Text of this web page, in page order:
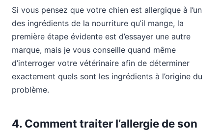
Si vous pensez que votre chien est allergique à l’un
des ingrédients de la nourriture qu’il mange, la
première étape évidente est d’essayer une autre
marque, mais je vous conseille quand même
d’interroger votre vétérinaire afin de déterminer
exactement quels sont les ingrédients à l’origine du
problème.
4. Comment traiter l’allergie de son